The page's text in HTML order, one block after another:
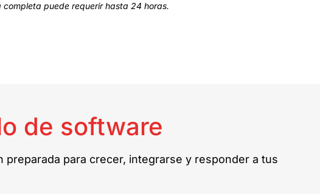
completa puede requerir hasta 24 horas.
de software
para crecer, integrarse y responder a tus